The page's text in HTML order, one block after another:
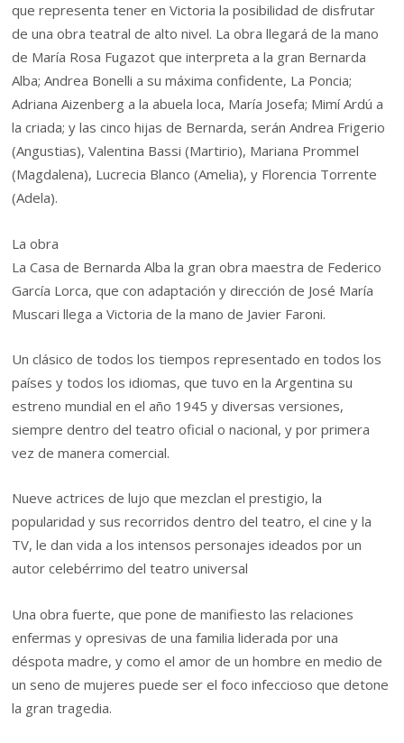
que representa tener en Victoria la posibilidad de disfrutar
de una obra teatral de alto nivel. La obra llegará de la mano
de María Rosa Fugazot que interpreta a la gran Bernarda
Alba; Andrea Bonelli a su máxima confidente, La Poncia;
Adriana Aizenberg a la abuela loca, María Josefa; Mimí Ardú a
la criada; y las cinco hijas de Bernarda, serán Andrea Frigerio
(Angustias), Valentina Bassi (Martirio), Mariana Prommel
(Magdalena), Lucrecia Blanco (Amelia), y Florencia Torrente
(Adela).
La obra
La Casa de Bernarda Alba la gran obra maestra de Federico
García Lorca, que con adaptación y dirección de José María
Muscari llega a Victoria de la mano de Javier Faroni.
Un clásico de todos los tiempos representado en todos los
países y todos los idiomas, que tuvo en la Argentina su
estreno mundial en el año 1945 y diversas versiones,
siempre dentro del teatro oficial o nacional, y por primera
vez de manera comercial.
Nueve actrices de lujo que mezclan el prestigio, la
popularidad y sus recorridos dentro del teatro, el cine y la
TV, le dan vida a los intensos personajes ideados por un
autor celebérrimo del teatro universal
Una obra fuerte, que pone de manifiesto las relaciones
enfermas y opresivas de una familia liderada por una
déspota madre, y como el amor de un hombre en medio de
un seno de mujeres puede ser el foco infeccioso que detone
la gran tragedia.